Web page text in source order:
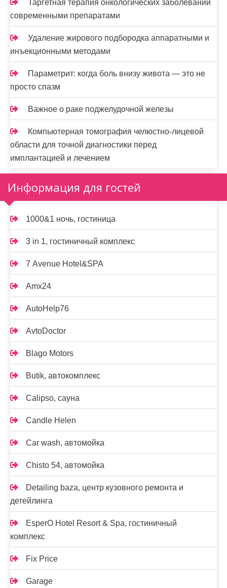
Таргетная терапия онкологических заболеваний
современными препаратами
Удаление жирового подбородка аппаратными и
инъекционными методами
Параметрит: когда боль внизу живота — это не
просто спазм
Важное о раке поджелудочной железы
Компьютерная томография челюстно-лицевой
области для точной диагностики перед
имплантацией и лечением
Информация для гостей
1000&1 ночь, гостиница
3 in 1, гостиничный комплекс
7 Avenue Hotel&SPA
Amx24
AutoHelp76
AvtoDoctor
Blago Motors
Butik, автокомплекс
Calipso, сауна
Candle Helen
Car wash, автомойка
Chisto 54, автомойка
Detailing baza, центр кузовного ремонта и
детейлинга
EsperO Hotel Resort & Spa, гостиничный
комплекс
Fix Price
Garage